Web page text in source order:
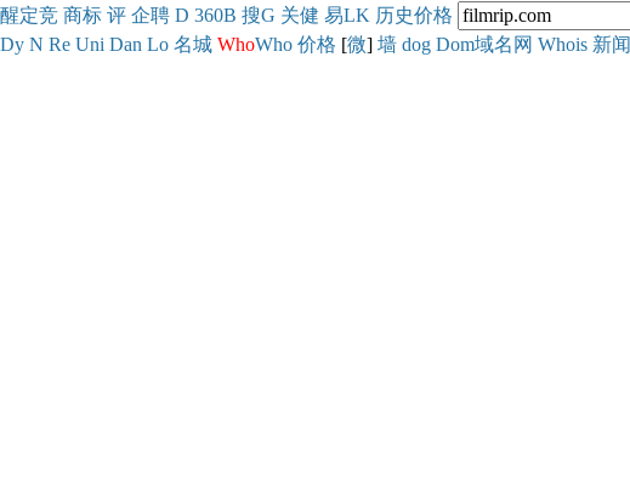
醒定竞 商标 评 企聘 D 360B 搜G 关健 易LK 历史价格
Dy N Re Uni Dan Lo 名城 WhoWho 价格 [微] 墙 dog Dom域名网 Whois 新闻